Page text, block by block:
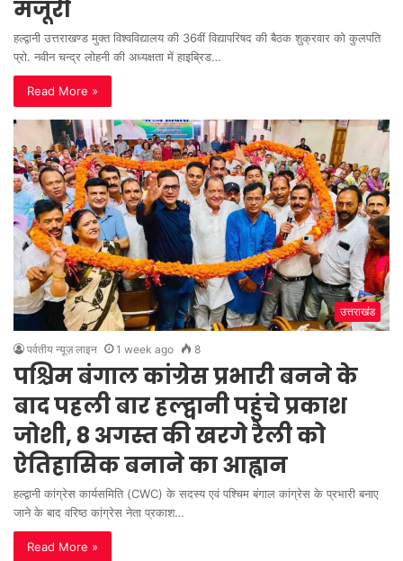
मंजूरी
हल्द्वानी उत्तराखण्ड मुक्त विश्वविद्यालय की 36वीं विद्यापरिषद की बैठक शुक्रवार को कुलपति
प्रो. नवीन चन्द्र लोहनी की अध्यक्षता में हाइब्रिड…
Read More »
उत्तराखंड
पर्वतीय न्यूज़ लाइन 1 week ago 8
पश्चिम बंगाल कांग्रेस प्रभारी बनने के
बाद पहली बार हल्द्वानी पहुंचे प्रकाश
जोशी, 8 अगस्त की खरगे रैली को
ऐतिहासिक बनाने का आह्वान
हल्द्वानी कांग्रेस कार्यसमिति (CWC) के सदस्य एवं पश्चिम बंगाल कांग्रेस के प्रभारी बनाए
जाने के बाद वरिष्ठ कांग्रेस नेता प्रकाश…
Read More »